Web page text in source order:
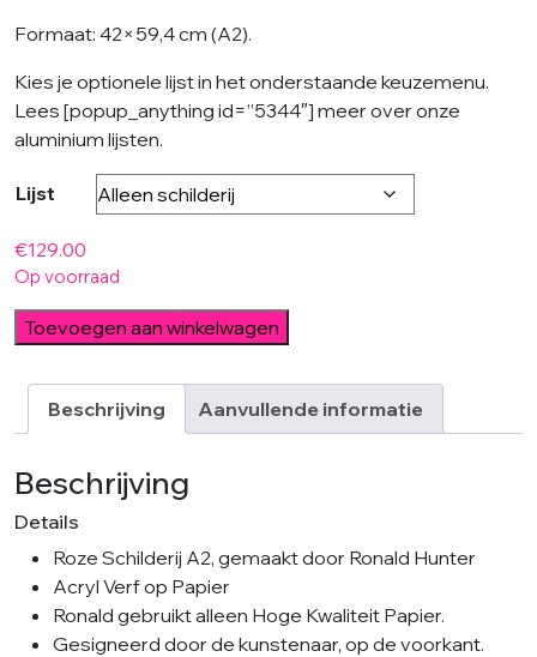
Formaat: 42×59,4 cm (A2).
Kies je optionele lijst in het onderstaande keuzemenu.
Lees [popup_anything id=”5344″] meer over onze
aluminium lijsten.
Lijst
€129.00
Op voorraad
Pink
Living
aantal
Toevoegen aan winkelwagen
Beschrijving Aanvullende informatie
Beschrijving
Details
Roze Schilderij A2, gemaakt door Ronald Hunter
Acryl Verf op Papier
Ronald gebruikt alleen Hoge Kwaliteit Papier.
Gesigneerd door de kunstenaar, op de voorkant.